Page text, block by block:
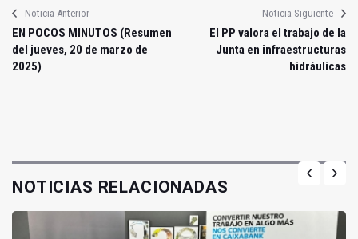
Noticia Anterior
EN POCOS MINUTOS (Resumen
del jueves, 20 de marzo de
2025)
Noticia Siguiente
El PP valora el trabajo de la
Junta en infraestructuras
hidráulicas
NOTICIAS RELACIONADAS